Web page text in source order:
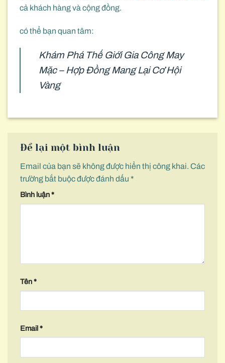
cả khách hàng và cộng đồng.
có thể bạn quan tâm:
Khám Phá Thế Giới Gia Công May
Mặc – Hợp Đồng Mang Lại Cơ Hội
Vàng
Để lại một bình luận
Email của bạn sẽ không được hiển thị công khai. Các
trường bắt buộc được đánh dấu *
Bình luận*
Tên*
Email *